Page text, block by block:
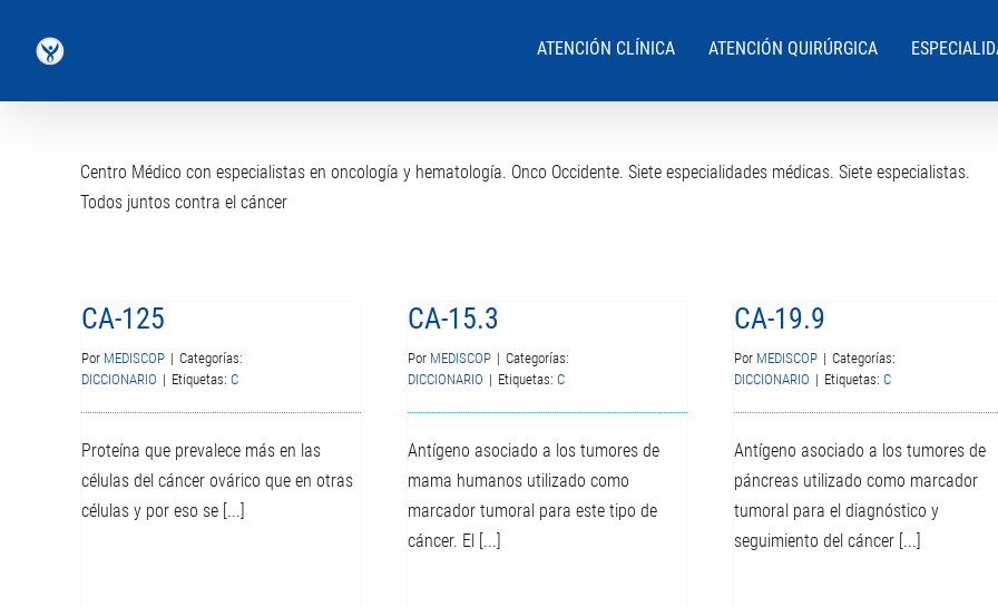
ATENCIÓN CLÍNICA ATENCIÓN QUIRÚRGICA
Centro Médico con especialistas en oncología y hematología. Onco Occidente. Siete especialidades médicas. Siete especialistas.
Todos juntos contra el cáncer
CA-125
Por MEDISCOP | Categorías:
DICCIONARIO | Etiquetas: C
Proteína que prevalece más en las
células del cáncer ovárico que en otras
células y por eso se [...]
CA-15.3
Por MEDISCOP | Categorías:
DICCIONARIO | Etiquetas: C
Antígeno asociado a los tumores de
mama humanos utilizado como
marcador tumoral para este tipo de
cáncer. El [...]
CA-19.9
Por MEDISCOP | Categorías:
DICCIONARIO | Etiquetas: C
Antígeno asociado a los tumores de
páncreas utilizado como marcador
tumoral para el diagnóstico y
seguimiento del cáncer [...]